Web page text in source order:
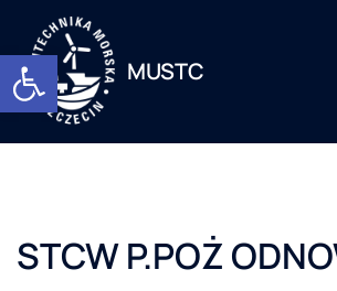
Otwórz pasek
MUSTC
STCW P.POŻ